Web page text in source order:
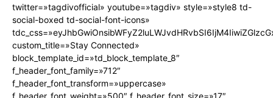
twitter=»tagdivofficial» youtube=»tagdiv» style=»style8 td-
social-boxed td-social-font-icons»
custom_title=»Stay Connected»
block_template_id=»td_block_template_8″
f_header_font_family=»712″
f_header_font_transform=»uppercase»
f_header_font_weight=»500″ f_header_font_size=»17″